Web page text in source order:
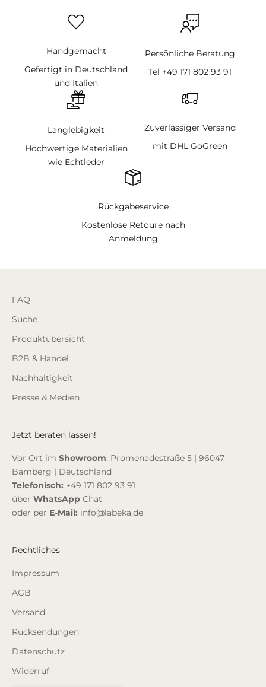
Handgemacht
Gefertigt in Deutschland
und Italien
Persönliche Beratung
Tel +49 171 802 93 91
Langlebigkeit
Hochwertige Materialien
wie Echtleder
Zuverlässiger Versand
mit DHL GoGreen
Rückgabeservice
Kostenlose Retoure nach
Anmeldung
FAQ
Suche
Produktübersicht
B2B & Handel
Nachhaltigkeit
Presse & Medien
Jetzt beraten lassen!
Vor Ort im Showroom: Promenadestraße 5 | 96047
Bamberg | Deutschland
Telefonisch: +49 171 802 93 91
über WhatsApp Chat
oder per E-Mail: info@labeka.de
Rechtliches
Impressum
AGB
Versand
Rücksendungen
Datenschutz
Widerruf